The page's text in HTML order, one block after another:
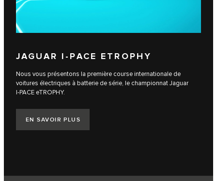
JAGUAR I‑PACE ETROPHY
Nous vous présentons la première course internationale de
voitures électriques à batterie de série, le championnat Jaguar
I‑PACE eTROPHY.
EN SAVOIR PLUS